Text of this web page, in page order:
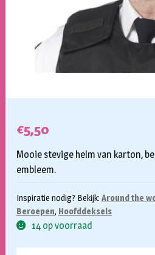
€5,50
Mooie stevige helm van karton,
embleem.
Inspiratie nodig? Bekijk: Around the
Beroepen, Hoofddeksels
14 op voorraad